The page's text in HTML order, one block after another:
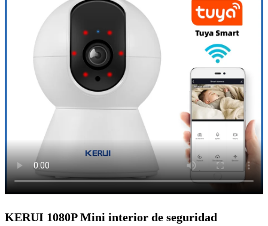
KERUI 1080P Mini interior de seguridad